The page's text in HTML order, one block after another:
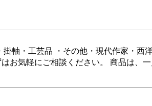
軸・工芸品 ・その他・現代作家・西
お気軽にご相談ください。 商品は、